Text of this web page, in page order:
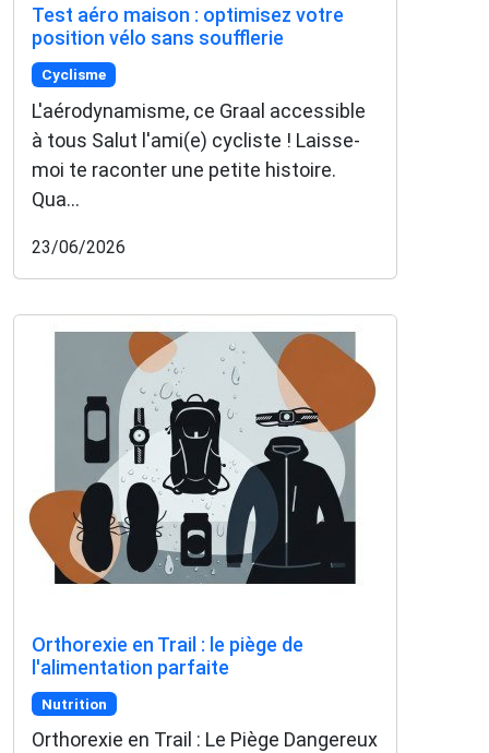
🚴‍♂️ Rejoignez la communauté des coureurs
et triathlètes passionnés
Rejoignez des milliers de sportifs passionnés et
recevez chaque mois :
✅ Des conseils d'entraînement exclusifs
✅ Des astuces de pros pour progresser plus vite
✅ Les dernières tendances matos & nutrition
✅ Des codes promo et bons plans
1 email / mois. Zéro spam. 100 % utile.
Oui, je veux progresser 💪
Test aéro maison : optimisez votre
position vélo sans soufflerie
Cyclisme
L'aérodynamisme, ce Graal accessible
à tous Salut l'ami(e) cycliste ! Laisse-
moi te raconter une petite histoire.
Qua...
23/06/2026
Orthorexie en Trail : le piège de
l'alimentation parfaite
Nutrition
Orthorexie en Trail : Le Piège Dangereux